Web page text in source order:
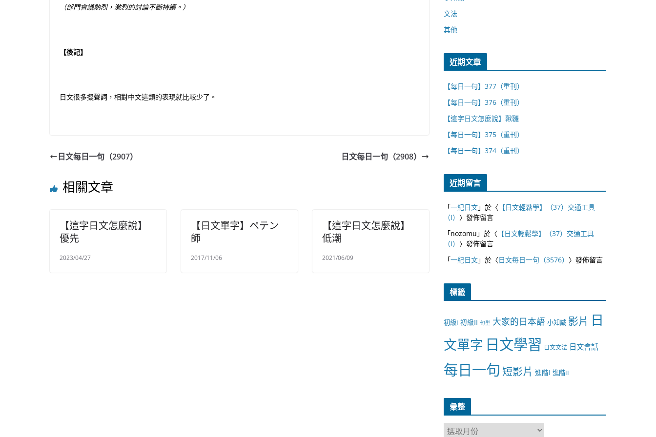
（部門會議熱烈，激烈的討論不斷持續。）
【後記】
日文很多擬聲詞，相對中文這類的表現就比較少了。
日文每日一句（2907） 日文每日一句（2908）
相關文章
【這字日文怎麼說】
優先
2023/04/27
【日文單字】ペテン
師
2017/11/06
【這字日文怎麼說】
低潮
2021/06/09
文法
其他
近期文章
【每日一句】377（重刊）
【每日一句】376（重刊）
【這字日文怎麼說】鞦韆
【每日一句】375（重刊）
【每日一句】374（重刊）
近期留言
「一紀日文」於〈 【日文輕鬆學】（37）交通工具
（I） 〉發佈留言
「nozomu 」於〈 【日文輕鬆學】（37）交通工具
（I） 〉發佈留言
「一紀日文」於〈日文每日一句（3576） 〉發佈留言
標籤
初級I 初級II 句型 大家的日本語 小知識 影片 日
文單字 日文學習 日文文法 日文會話
每日一句 短影片 進階I 進階II
彙整
彙